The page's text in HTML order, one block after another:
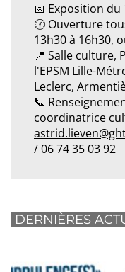
📅 Exposition
🕜 Ouverture
13h30 à 16h30,
📍 Salle culture,
l'EPSM Lille-
Leclerc,
📞
coordinatrice
/ 06 74 35 03 92
DERNIÈRES